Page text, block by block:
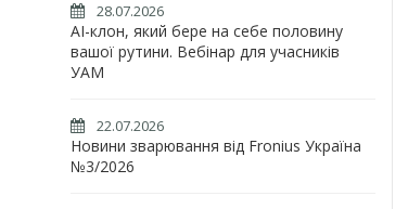
28.07.2026
AI-клон, який бере на себе половину
вашої рутини. Вебінар для учасників
УАМ
22.07.2026
Новини зварювання від Fronius Україна
№3/2026